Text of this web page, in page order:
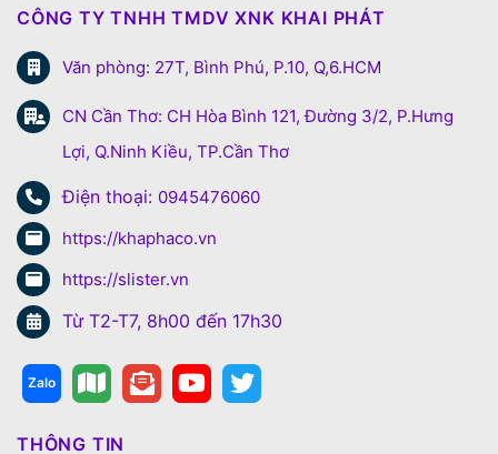
CÔNG TY TNHH TMDV XNK KHAI PHÁT
Văn phòng: 27T, Bình Phú, P.10, Q,6.HCM
CN Cần Thơ: CH Hòa Bình 121, Đường 3/2, P.Hưng
Lợi, Q.Ninh Kiều, TP.Cần Thơ
Điện thoại: 0945476060
https://khaphaco.vn
https://slister.vn
Từ T2-T7, 8h00 đến 17h30
THÔNG TIN